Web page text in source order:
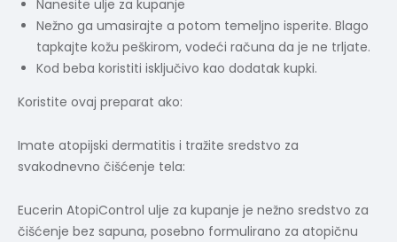
Nanesite ulje za kupanje
Nežno ga umasirajte a potom temeljno isperite. Blago
tapkajte kožu peškirom, vodeći računa da je ne trljate.
Kod beba koristiti isključivo kao dodatak kupki.
Koristite ovaj preparat ako:
Imate atopijski dermatitis i tražite sredstvo za
svakodnevno čišćenje tela:
Eucerin AtopiControl ulje za kupanje je nežno sredstvo za
čišćenje bez sapuna, posebno formulirano za atopičnu